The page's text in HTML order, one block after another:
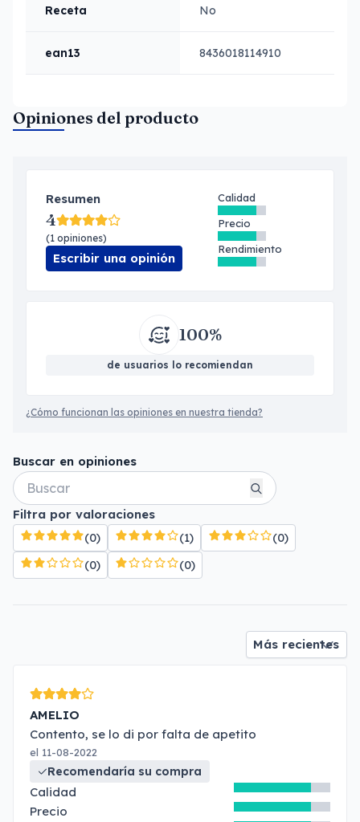
Receta No
ean13 8436018114910
Opiniones del producto
Resumen
4
(1 opiniones)
Escribir una opinión
Calidad
Precio
Rendimiento
100%
de usuarios lo recomiendan
¿Cómo funcionan las opiniones en nuestra tienda?
Buscar en opiniones
Filtra por valoraciones
(0)
(1)
(0)
(0)
(0)
AMELIO
Contento, se lo di por falta de apetito
el 11-08-2022
Recomendaría su compra
Calidad
Precio